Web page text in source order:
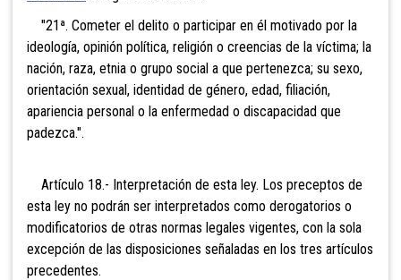
"21ª. Cometer el delito o participar en él motivado por la
ideología, opinión política, religión o creencias de la víctima; la
nación, raza, etnia o grupo social a que pertenezca; su sexo,
orientación sexual, identidad de género, edad, filiación,
apariencia personal o la enfermedad o discapacidad que
padezca.".
Artículo 18.- Interpretación de esta ley. Los preceptos de
esta ley no podrán ser interpretados como derogatorios o
modificatorios de otras normas legales vigentes, con la sola
excepción de las disposiciones señaladas en los tres artículos
precedentes.